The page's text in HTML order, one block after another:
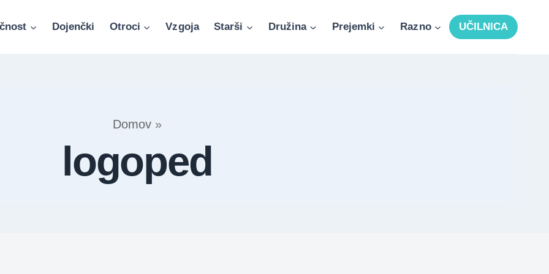
Dojenčki Otroci Vzgoja Starši Družina Prejemki Razno UČILNICA
Domov »
logoped